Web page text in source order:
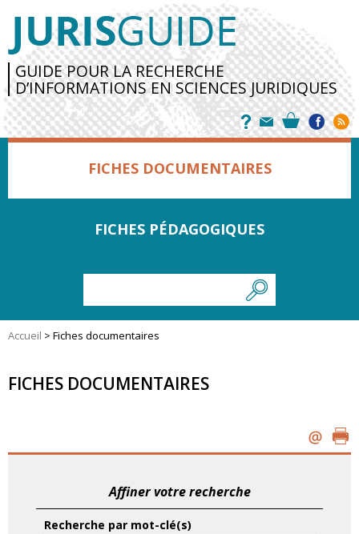
GUIDE POUR LA RECHERCHE
D’INFORMATIONS EN SCIENCES JURIDIQUES
FICHES DOCUMENTAIRES
FICHES PÉDAGOGIQUES
Accueil > Fiches documentaires
FICHES DOCUMENTAIRES
Affiner votre recherche
Recherche par mot-clé(s)